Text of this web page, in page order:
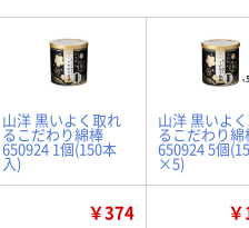
山洋 黒いよく取れ
るこだわり綿棒
650924 1個(150本
入)
山洋 黒いよ
るこだわり綿
650924 5個
×5)
￥374